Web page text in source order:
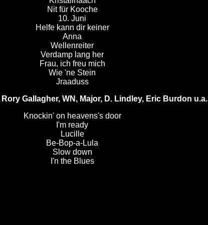
Nit für Kooche
10. Juni
Helfe kann dir keiner
Anna
Wellenreiter
Verdamp lang her
Frau, ich freu mich
Wie 'ne Stein
Jraaduss
Rory Gallagher, WN, Major, D. Lindley, Eric Burdon u.a.
Knockin' on heavens's door
I'm ready
Lucille
Be-Bop-a-Lula
Slow down
I'n the Blues